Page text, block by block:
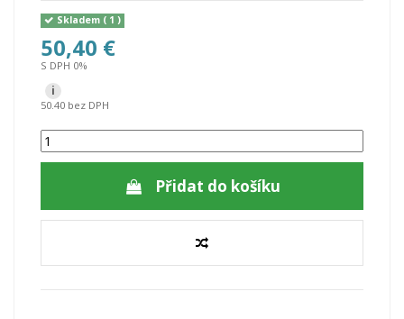
Skladem ( 1 )
50,40 €
S DPH 0%
i
50.40 bez DPH
Přidat do košíku